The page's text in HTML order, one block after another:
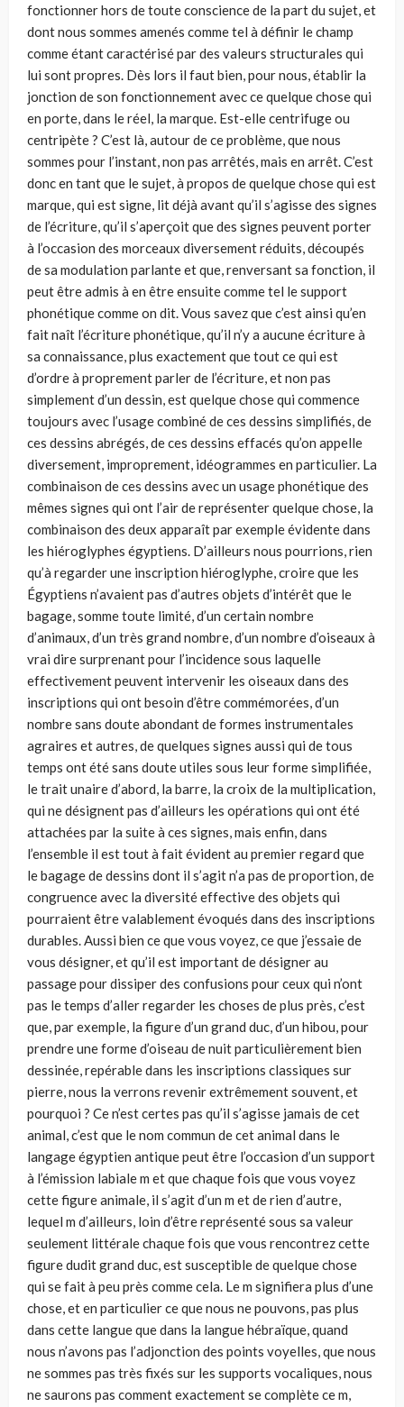
fonctionner hors de toute conscience de la part du sujet, et
dont nous sommes amenés comme tel à définir le champ
comme étant caractérisé par des valeurs structurales qui
lui sont propres. Dès lors il faut bien, pour nous, établir la
jonction de son fonctionnement avec ce quelque chose qui
en porte, dans le réel, la marque. Est-elle centrifuge ou
centripète ? C’est là, autour de ce problème, que nous
sommes pour l’instant, non pas arrêtés, mais en arrêt. C’est
donc en tant que le sujet, à propos de quelque chose qui est
marque, qui est signe, lit déjà avant qu’il s’agisse des signes
de l’écriture, qu’il s’aperçoit que des signes peuvent porter
à l’occasion des morceaux diversement réduits, découpés
de sa modulation parlante et que, renversant sa fonction, il
peut être admis à en être ensuite comme tel le support
phonétique comme on dit. Vous savez que c’est ainsi qu’en
fait naît l’écriture phonétique, qu’il n’y a aucune écriture à
sa connaissance, plus exactement que tout ce qui est
d’ordre à proprement parler de l’écriture, et non pas
simplement d’un dessin, est quelque chose qui commence
toujours avec l’usage combiné de ces dessins simplifiés, de
ces dessins abrégés, de ces dessins effacés qu’on appelle
diversement, improprement, idéogrammes en particulier. La
combinaison de ces dessins avec un usage phonétique des
mêmes signes qui ont l’air de représenter quelque chose, la
combinaison des deux apparaît par exemple évidente dans
les hiéroglyphes égyptiens. D’ailleurs nous pourrions, rien
qu’à regarder une inscription hiéroglyphe, croire que les
Égyptiens n’avaient pas d’autres objets d’intérêt que le
bagage, somme toute limité, d’un certain nombre
d’animaux, d’un très grand nombre, d’un nombre d’oiseaux à
vrai dire surprenant pour l’incidence sous laquelle
effectivement peuvent intervenir les oiseaux dans des
inscriptions qui ont besoin d’être commémorées, d’un
nombre sans doute abondant de formes instrumentales
agraires et autres, de quelques signes aussi qui de tous
temps ont été sans doute utiles sous leur forme simplifiée,
le trait unaire d’abord, la barre, la croix de la multiplication,
qui ne désignent pas d’ailleurs les opérations qui ont été
attachées par la suite à ces signes, mais enfin, dans
l’ensemble il est tout à fait évident au premier regard que
le bagage de dessins dont il s’agit n’a pas de proportion, de
congruence avec la diversité effective des objets qui
pourraient être valablement évoqués dans des inscriptions
durables. Aussi bien ce que vous voyez, ce que j’essaie de
vous désigner, et qu’il est important de désigner au
passage pour dissiper des confusions pour ceux qui n’ont
pas le temps d’aller regarder les choses de plus près, c’est
que, par exemple, la figure d’un grand duc, d’un hibou, pour
prendre une forme d’oiseau de nuit particulièrement bien
dessinée, repérable dans les inscriptions classiques sur
pierre, nous la verrons revenir extrêmement souvent, et
pourquoi ? Ce n’est certes pas qu’il s’agisse jamais de cet
animal, c’est que le nom commun de cet animal dans le
langage égyptien antique peut être l’occasion d’un support
à l’émission labiale m et que chaque fois que vous voyez
cette figure animale, il s’agit d’un m et de rien d’autre,
lequel m d’ailleurs, loin d’être représenté sous sa valeur
seulement littérale chaque fois que vous rencontrez cette
figure dudit grand duc, est susceptible de quelque chose
qui se fait à peu près comme cela. Le m signifiera plus d’une
chose, et en particulier ce que nous ne pouvons, pas plus
dans cette langue que dans la langue hébraïque, quand
nous n’avons pas l’adjonction des points voyelles, que nous
ne sommes pas très fixés sur les supports vocaliques, nous
ne saurons pas comment exactement se complète ce m,